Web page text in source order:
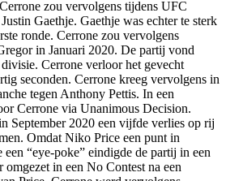
zou vervolgens tijdens UFC
Gaethje. Gaethje was echter te sterk
ronde. Cerrone zou vervolgens
in Januari 2020. De partij vond
Cerrone verloor het gevecht
seconden. Cerrone kreeg vervolgens in
tegen Anthony Pettis. In een
Cerrone via Unanimous Decision.
September 2020 een vijfde verlies op rij
Omdat Niko Price een punt in
“eye-poke” eindigde de partij in een
in een No Contest na een